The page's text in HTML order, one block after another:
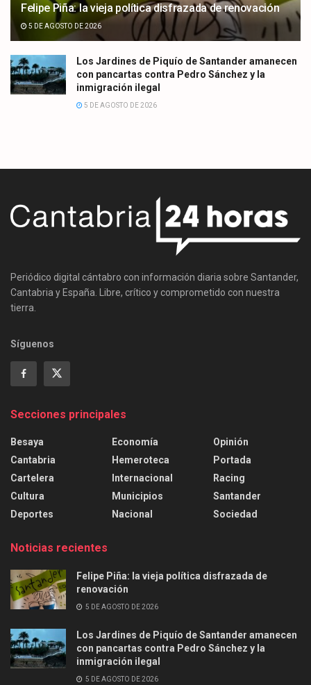
Felipe Piña: la vieja política disfrazada de renovación
5 DE AGOSTO DE 2026
Los Jardines de Piquío de Santander amanecen
con pancartas contra Pedro Sánchez y la
inmigración ilegal
5 DE AGOSTO DE 2026
Periódico digital cántabro con información diaria sobre Santander,
Cantabria y España. Libre, crítico y comprometido con nuestra
tierra.
Síguenos
Secciones principales
Besaya
Cantabria
Cartelera
Cultura
Deportes
Economía
Hemeroteca
Internacional
Municipios
Nacional
Opinión
Portada
Racing
Santander
Sociedad
Noticias recientes
Felipe Piña: la vieja política disfrazada de
renovación
5 DE AGOSTO DE 2026
Los Jardines de Piquío de Santander amanecen
con pancartas contra Pedro Sánchez y la
inmigración ilegal
5 DE AGOSTO DE 2026